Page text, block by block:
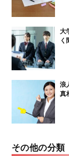
大
く
浪
真
その他の分類